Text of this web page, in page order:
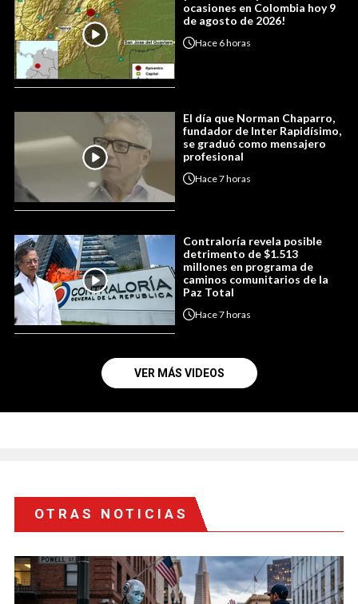
ocasiones en Colombia hoy 9
de agosto de 2026!
Hace 6 horas
El día que Norman Chaparro,
fundador de Inter Rapidísimo,
se graduó como mensajero
profesional
Hace7 horas
Contraloría revela posible
detrimento de $1.513
millones en programa de
caminos comunitarios de la
Paz Total
Hace7 horas
VER MÁS VIDEOS
OTRAS NOTICIAS